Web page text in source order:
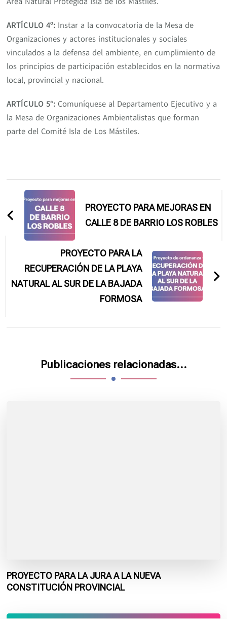
ARTÍCULO 4º: Instar a la convocatoria de la Mesa de
Organizaciones y actores institucionales y sociales
vinculados a la defensa del ambiente, en cumplimiento de
los principios de participación establecidos en la normativa
local, provincial y nacional.
ARTÍCULO 5°: Comuníquese al Departamento Ejecutivo y a
la Mesa de Organizaciones Ambientalistas que forman
parte del Comité Isla de Los Mástiles.
Navegación
de
entradas
PROYECTO PARA MEJORAS EN
CALLE 8 DE BARRIO LOS ROBLES
PROYECTO PARA LA
RECUPERACIÓN DE LA PLAYA
NATURAL AL SUR DE LA BAJADA
FORMOSA
Publicaciones relacionadas...
PROYECTO PARA LA JURA A LA NUEVA
CONSTITUCIÓN PROVINCIAL